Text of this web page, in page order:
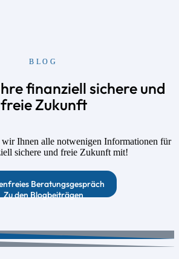
BLOG
finanziell sichere und
freie Zukunft
Ihnen alle notwenigen Informationen für
sichere und freie Zukunft mit!
Beratungsgespräch
Zu den Blogbeiträgen